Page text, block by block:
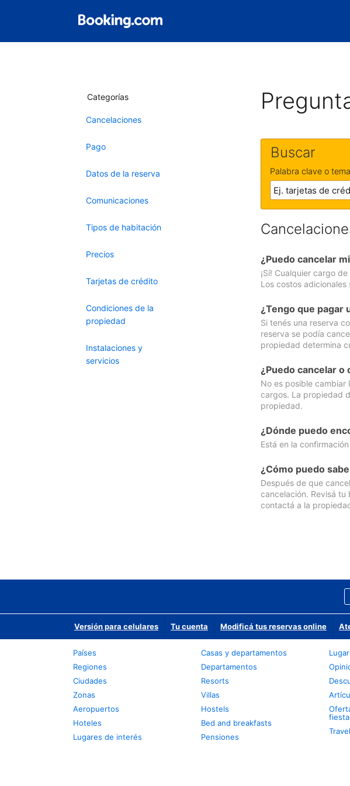
Categorías
Cancelaciones
Pago
Datos de la reserva
Comunicaciones
Tipos de habitación
Precios
Tarjetas de crédito
Condiciones de la
propiedad
Instalaciones y
servicios
Buscar
Palabra clave o tema
¿Puedo cancelar
¡Sí! Cualquier cargo
Los costos
¿Tengo que pagar
Si tenés una reserva
reserva se podía
propiedad determina
¿Puedo cancelar o
No es posible cambiar
cargos. La propiedad
propiedad.
¿Dónde puedo
Está en la
¿Cómo puedo
Después de que
cancelación. Revisá
contactá a la
Versión para celulares Tu cuenta Modificá tus reservas online
Países
Regiones
Ciudades
Zonas
Aeropuertos
Hoteles
Lugares de interés
Casas y departamentos
Departamentos
Resorts
Villas
Hostels
Bed and breakfasts
Pensiones